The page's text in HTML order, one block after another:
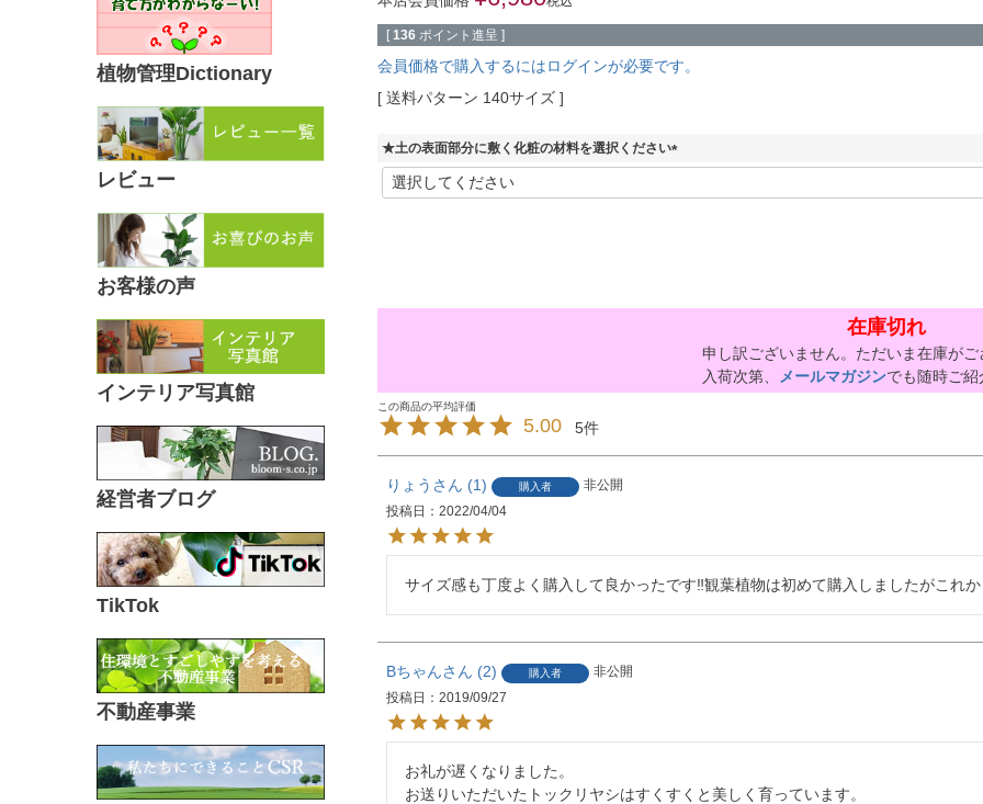
植物管理Dictionary
レビュー
お客様の声
インテリア写真館
経営者ブログ
TikTok
不動産事業
[ 136 ポイント進呈 ]
会員価格で購入するにはログインが必要です。
送料パターン 140サイズ
★土の表面部分に敷く化粧の材料を選択ください
(
在庫切れ
申し訳ございません。ただいま在庫がご
入荷次第、
メールマガジンでも随時ご紹
5.00 5
りょう 1 購入者
非公開
投稿日
2022/04/04
サイズ感も丁度よく購入して良かったです‼︎観葉植物は初めて購入しましたがこれか
Bちゃん 2 購入者
非公開
投稿日
2019/09/27
お礼が遅くなりました。
お送りいただいたトックリヤシはすくすくと美しく育っています。